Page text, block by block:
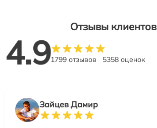
Отзывы клиентов
4.91799 отзывов 5358 оценок
Зайцев Дамир